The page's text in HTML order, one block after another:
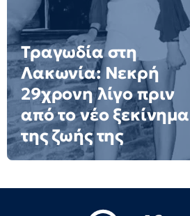
Τραγωδία στη
Λακωνία: Νεκρή
29χρονη λίγο πριν
από το νέο ξεκίνημα
της ζωής της